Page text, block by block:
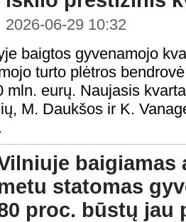
2026-06-29 10:32
baigtos gyvenamojo
turto plėtros
mln. eurų. Naujasis
M. Daukšos ir K.
baigiamas
statomas
proc. būstų jau